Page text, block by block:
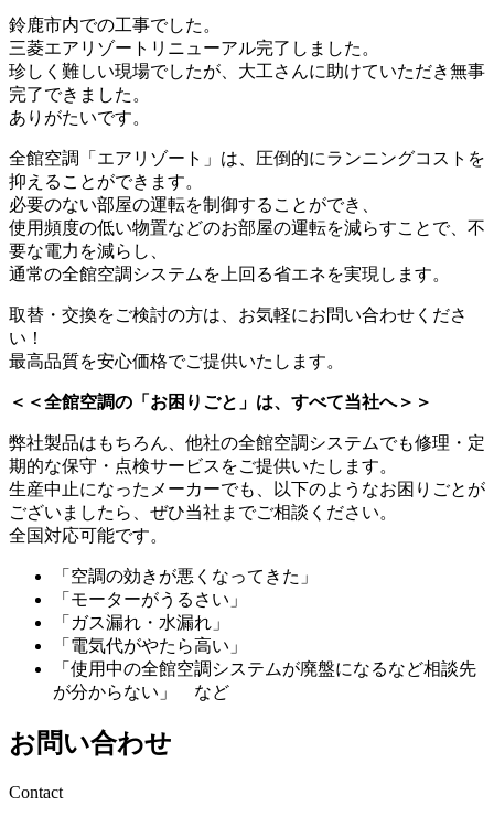
鈴鹿市内での工事でした。
三菱エアリゾートリニューアル完了しました。
珍しく難しい現場でしたが、大工さんに助けていただき無事
完了できました。
ありがたいです。
全館空調「エアリゾート」は、圧倒的にランニングコストを
抑えることができます。
必要のない部屋の運転を制御することができ、
使用頻度の低い物置などのお部屋の運転を減らすことで、不
要な電力を減らし、
通常の全館空調システムを上回る省エネを実現します。
取替・交換をご検討の方は、お気軽にお問い合わせくださ
い！
最高品質を安心価格でご提供いたします。
＜＜全館空調の「お困りごと」は、すべて当社へ＞＞
弊社製品はもちろん、他社の全館空調システムでも修理・定
期的な保守・点検サービスをご提供いたします。
生産中止になったメーカーでも、以下のようなお困りごとが
ございましたら、ぜひ当社までご相談ください。
全国対応可能です。
「空調の効きが悪くなってきた」
「モーターがうるさい」
「ガス漏れ・水漏れ」
「電気代がやたら高い」
「使用中の全館空調システムが廃盤になるなど相談先
が分からない」 など
お問い合わせ
Contact